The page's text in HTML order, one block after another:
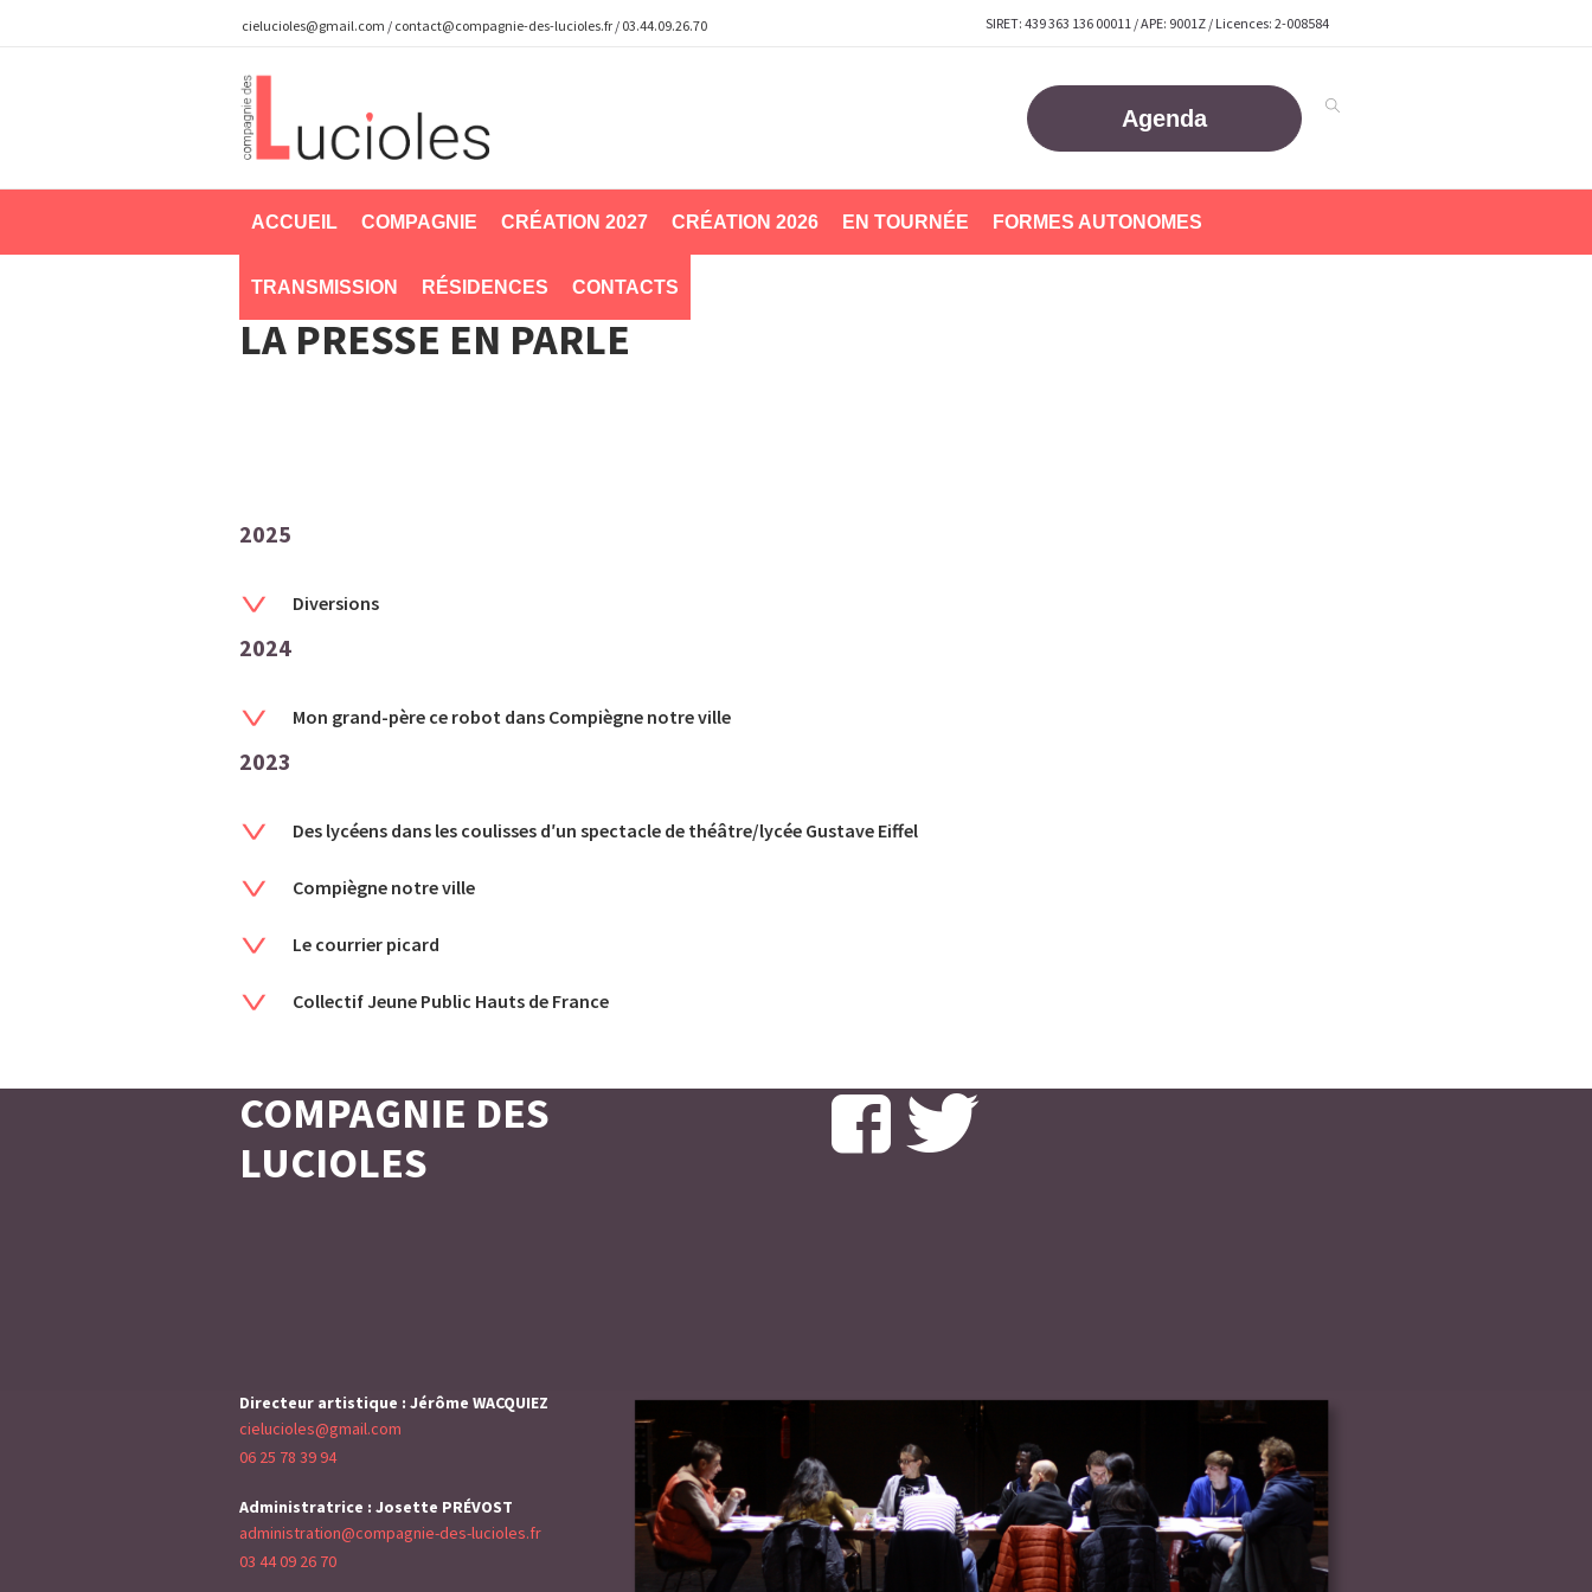
cielucioles@gmail.com / contact@compagnie-des-lucioles.fr / 03.44.09.26.70 SIRET: 439 363 136 00011 / APE: 9001Z / Licences: 2-008584
Agenda
ACCUEIL COMPAGNIE CRÉATION 2027 CRÉATION 2026 EN TOURNÉE FORMES AUTONOMES
TRANSMISSION RÉSIDENCES CONTACTS
LA PRESSE EN PARLE
2025
Diversions
2024
Mon grand-père ce robot dans Compiègne notre ville
2023
Des lycéens dans les coulisses d′un spectacle de théâtre/lycée Gustave Eiffel
Compiègne notre ville
Le courrier picard
Collectif Jeune Public Hauts de France
COMPAGNIE DES
LUCIOLES
Directeur artistique : Jérôme WACQUIEZ
cielucioles@gmail.com
06 25 78 39 94
Administratrice : Josette PRÉVOST
administration@compagnie-des-lucioles.fr
03 44 09 26 70